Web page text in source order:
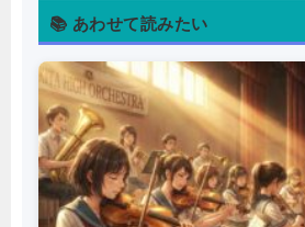
📚 あわせて読みたい